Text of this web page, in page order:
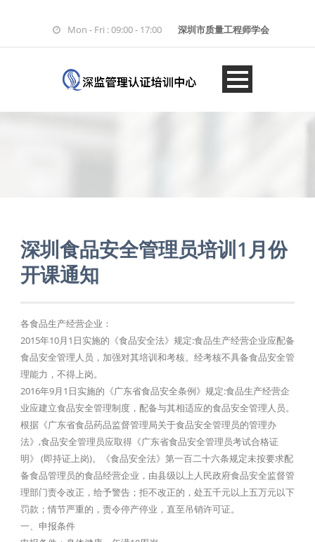
Mon - Fri : 09:00 - 17:00 深圳市质量工程师学会
深圳食品安全管理员培训1月份
开课通知
各食品生产经营企业：
2015年10月1日实施的《食品安全法》规定:食品生产经营企业应配备
食品安全管理人员，加强对其培训和考核。经考核不具备食品安全管
理能力，不得上岗。
2016年9月1日实施的《广东省食品安全条例》规定:食品生产经营企
业应建立食品安全管理制度，配备与其相适应的食品安全管理人员。
根据《广东省食品药品监督管理局关于食品安全管理员的管理办
法》,食品安全管理员应取得《广东省食品安全管理员考试合格证
明》 (即持证上岗)。《食品安全法》第一百二十六条规定未按要求配
备食品管理员的食品经营企业，由县级以上人民政府食品安全监督管
理部门责令改正，给予警告；拒不改正的，处五千元以上五万元以下
罚款；情节严重的，责令停产停业，直至吊销许可证。
一、申报条件